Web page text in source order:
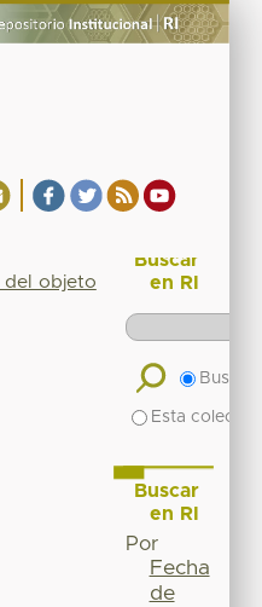
del objeto
Buscar
en RI
Buscar
Esta
Buscar
en RI
Por
Fecha
de